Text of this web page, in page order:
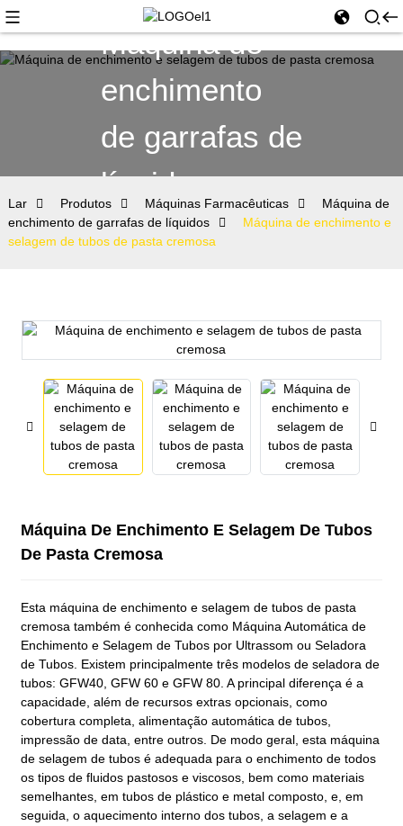
Máquina de
enchimento
de garrafas de
líquidos
Lar Produtos Máquinas Farmacêuticas
Máquina de
enchimento de garrafas de líquidos
Máquina de enchimento e
selagem de tubos de pasta cremosa
Máquina De Enchimento E Selagem De Tubos
De Pasta Cremosa
Esta máquina de enchimento e selagem de tubos de pasta
cremosa também é conhecida como Máquina Automática de
Enchimento e Selagem de Tubos por Ultrassom ou Seladora
de Tubos. Existem principalmente três modelos de seladora de
tubos: GFW40, GFW 60 e GFW 80. A principal diferença é a
capacidade, além de recursos extras opcionais, como
cobertura completa, alimentação automática de tubos,
impressão de data, entre outros. De modo geral, esta máquina
de selagem de tubos é adequada para o enchimento de todos
os tipos de fluidos pastosos e viscosos, bem como materiais
semelhantes, em tubos de plástico e metal composto, e, em
seguida, o aquecimento interno dos tubos, a selagem e a